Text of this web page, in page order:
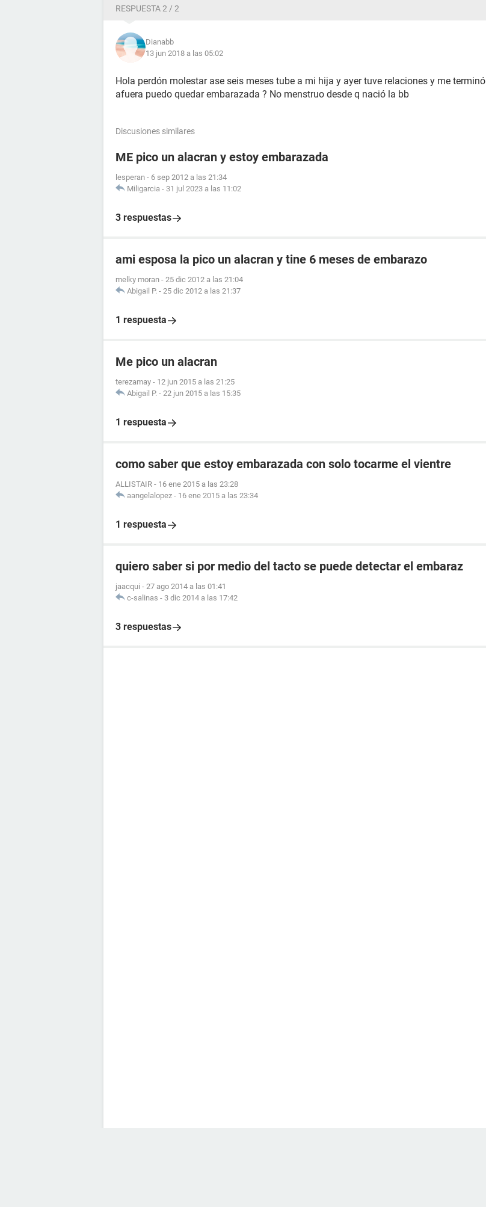
RESPUESTA 2 / 2
Dianabb
13 jun 2018 a las 05:02
Hola perdón molestar ase seis meses tube a mi hija y ayer tuve relaciones y me terminó
afuera puedo quedar embarazada ? No menstruo desde q nació la bb
Discusiones similares
ME pico un alacran y estoy embarazada
lesperan - 6 sep 2012 a las 21:34
Miligarcia - 31 jul 2023 a las 11:02
3 respuestas
ami esposa la pico un alacran y tine 6 meses de embarazo
melky moran - 25 dic 2012 a las 21:04
Abigail P. - 25 dic 2012 a las 21:37
1 respuesta
Me pico un alacran
terezamay - 12 jun 2015 a las 21:25
Abigail P. - 22 jun 2015 a las 15:35
1 respuesta
como saber que estoy embarazada con solo tocarme el vientre
ALLISTAIR - 16 ene 2015 a las 23:28
aangelalopez - 16 ene 2015 a las 23:34
1 respuesta
quiero saber si por medio del tacto se puede detectar el embaraz
jaacqui - 27 ago 2014 a las 01:41
c-salinas - 3 dic 2014 a las 17:42
3 respuestas